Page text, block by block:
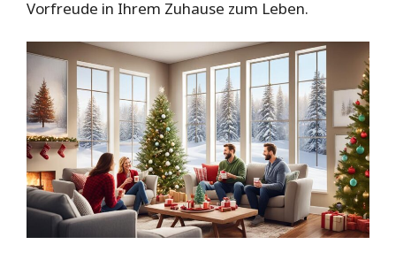
Vorfreude in Ihrem Zuhause zum Leben.